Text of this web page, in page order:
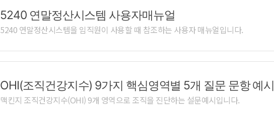
5240 연말정산시스템 사용자매뉴얼
5240 연말정산시스템을 임직원이 사용할 때 참조하는 사용자 매뉴얼입니다.
OHI(조직건강지수) 9가지 핵심영역별 5개 질문 문항 예시
맥킨지 조직건강지수(OHI) 9개 영역으로 조직을 진단하는 설문예시입니다.